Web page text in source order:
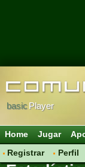
basicPlayer
Home Jugar
Registrar
Perfil